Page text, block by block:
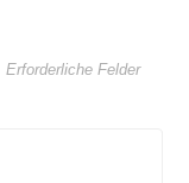
Erforderliche Felder